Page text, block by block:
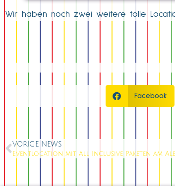
Wir haben noch zwei weitere tolle
Facebook
VORIGE NEWS